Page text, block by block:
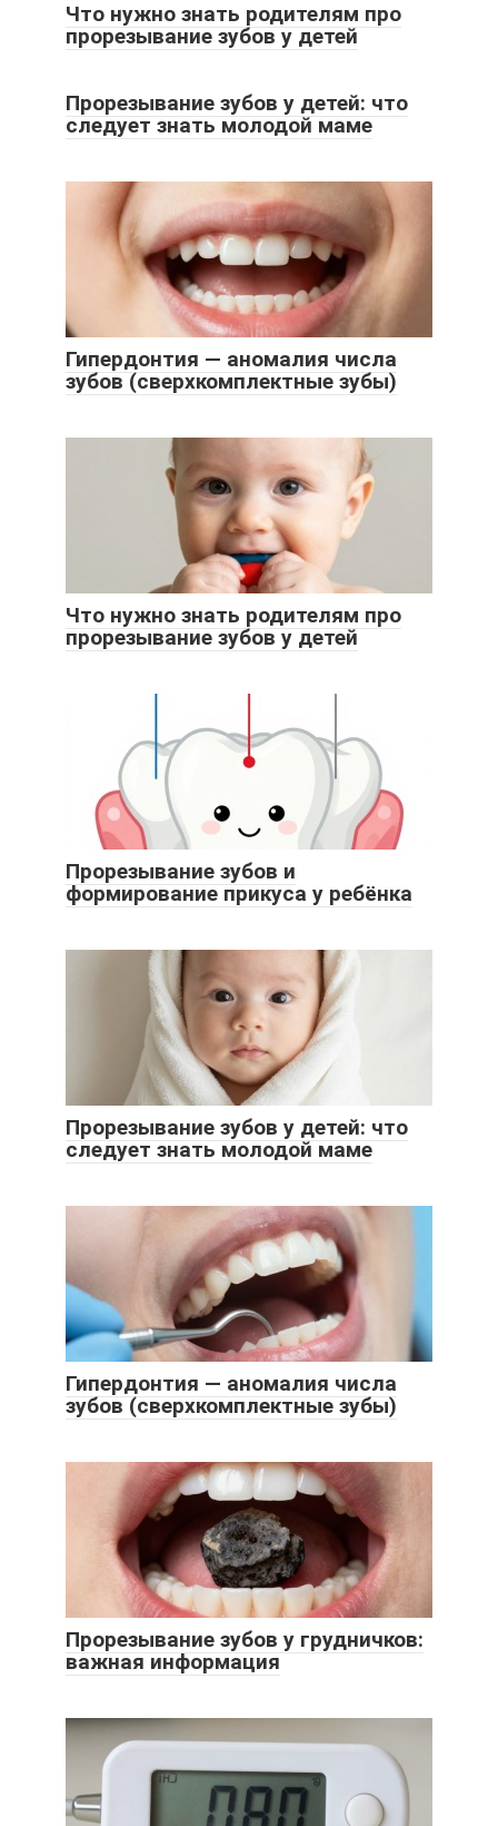
Что нужно знать родителям про
прорезывание зубов у детей
Прорезывание зубов у детей: что
следует знать молодой маме
Гипердонтия — аномалия числа
зубов (сверхкомплектные зубы)
Что нужно знать родителям про
прорезывание зубов у детей
Прорезывание зубов и
формирование прикуса у ребёнка
Прорезывание зубов у детей: что
следует знать молодой маме
Гипердонтия — аномалия числа
зубов (сверхкомплектные зубы)
Прорезывание зубов у грудничков:
важная информация